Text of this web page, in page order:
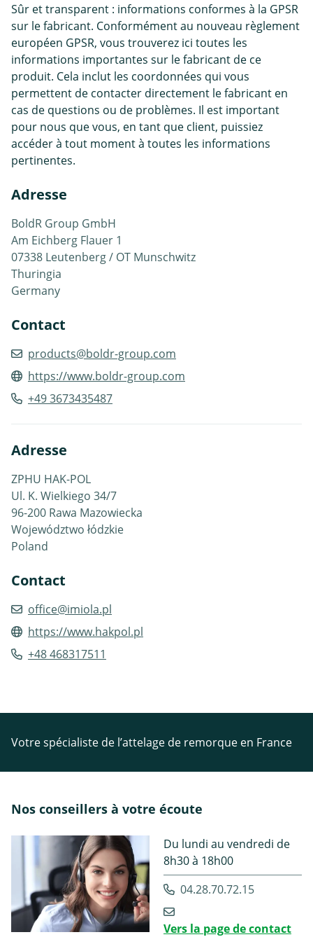
Sûr et transparent : informations conformes à la GPSR
sur le fabricant. Conformément au nouveau règlement
européen GPSR, vous trouverez ici toutes les
informations importantes sur le fabricant de ce
produit. Cela inclut les coordonnées qui vous
permettent de contacter directement le fabricant en
cas de questions ou de problèmes. Il est important
pour nous que vous, en tant que client, puissiez
accéder à tout moment à toutes les informations
pertinentes.
Adresse
BoldR Group GmbH
Am Eichberg Flauer 1
07338 Leutenberg / OT Munschwitz
Thuringia
Germany
Contact
products@boldr-group.com
https://www.boldr-group.com
+49 3673435487
Adresse
ZPHU HAK-POL
Ul. K. Wielkiego 34/7
96-200 Rawa Mazowiecka
Województwo łódzkie
Poland
Contact
office@imiola.pl
https://www.hakpol.pl
+48 468317511
Votre spécialiste de l’attelage de remorque en France
Nos conseillers à votre écoute
Du lundi au vendredi de
8h30 à 18h00
04.28.70.72.15
Vers la page de contact